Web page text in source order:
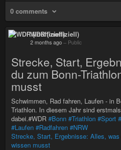
0 comments
WDR (inoffiziell)
2 months ago – Public
Strecke, Start,
du zum Bonn-
musst
Schwimmen, Rad fahren, Laufen - in
Triathlon. In diesem Jahr sind
dabei.#WDR #Bonn #Triathlon #Sport
#Laufen #Radfahren #NRW
Strecke, Start, Ergebnisse: Alles,
wissen musst